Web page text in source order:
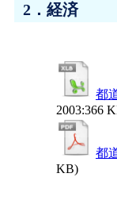
2．経済
都
2003:366
都
KB)